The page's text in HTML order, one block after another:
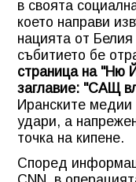
в своята
което направи
нацията от
събитието бе
страница на "Ню
заглавие: "САЩ
Иранските медии
удари, а
точка на кипене.
Според